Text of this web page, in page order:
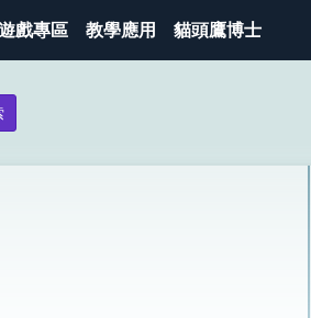
戲專區 教學應用 貓頭鷹博士